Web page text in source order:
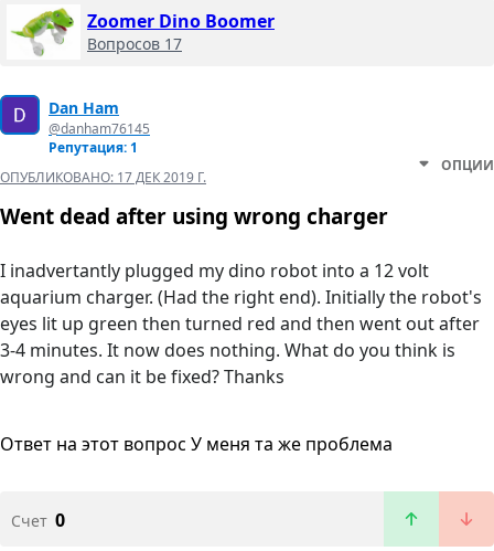
Zoomer Dino Boomer
Вопросов 17
Dan Ham
@danham76145
Репутация: 1
ОПУБЛИКОВАНО: 17 ДЕК 2019 Г.
ОПЦИИ
Went dead after using wrong charger
I inadvertantly plugged my dino robot into a 12 volt
aquarium charger. (Had the right end). Initially the robot's
eyes lit up green then turned red and then went out after
3-4 minutes. It now does nothing. What do you think is
wrong and can it be fixed? Thanks
Ответ на этот вопрос У меня та же проблема
Счет 0